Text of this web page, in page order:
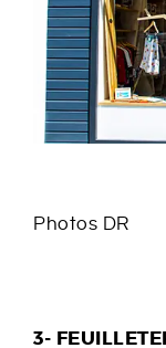
Photos DR
3-